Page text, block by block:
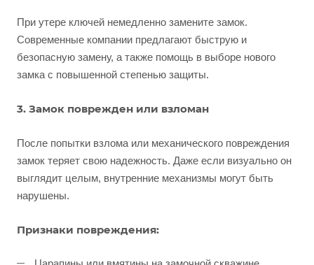
При утере ключей немедленно замените замок.
Современные компании предлагают быструю и
безопасную замену, а также помощь в выборе нового
замка с повышенной степенью защиты.
3. Замок поврежден или взломан
После попытки взлома или механического повреждения
замок теряет свою надежность. Даже если визуально он
выглядит целым, внутренние механизмы могут быть
нарушены.
Признаки повреждения: